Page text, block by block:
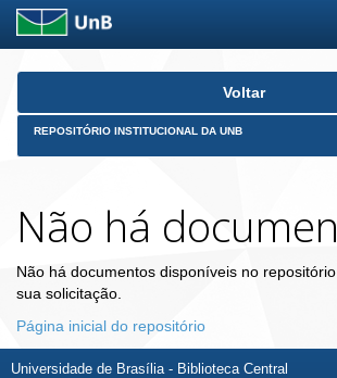
Skip
Voltar
REPOSITÓRIO INSTITUCIONAL DA UNB
Não há
Não há documentos disponíveis no
sua solicitação.
Página inicial do repositório
Universidade de Brasília - Biblioteca Central